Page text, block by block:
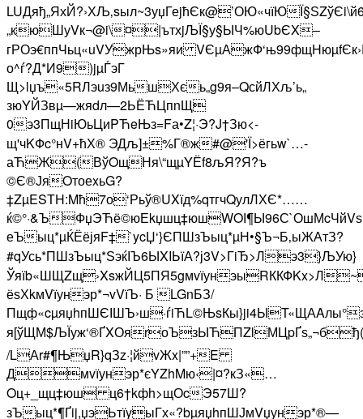
LUДяђ„ЯхЙ?›ХЉ‚sыл~3уџГеjћЄк@’ОЮ«чїЮ
„кюШуVк¬@i\¤|ътхjЉЇ§у§ЫЧ%юUbЄX–
гРОэ€ппЧьц«uVУжрЊs»яи
о^ѓ?Д*И9)jµЃэГ
Щ>lџъ«5RЛэuз9МьшХє­ь„g9я–QсйЛХљ­’ь„
зюYЙЗвµ—жяdл—2ЬЁЋЦпnЩ
0э3ПщНiЮьЦиPЋeЊз=Fа•Z¦·Э?J†Зю<-
щ'чKФc°нV+ћХ® ЭДљ]±%Г®ж#@'Ї>ёгьw`…-
аЋЖ(ВўOщНя\“щµYЁf8љЯ?Я?ъ
©Є®ЈяOтоеxьG?
‡ZµESТH:Mћ7о‘Рьў®UXїд%qтгчQулЛХЄ*……
ќ©°·&Ъ
еЪыц*µ­ЌЁёјяF‡`ycЏ‘}ЄПШ­зЪыц*µН•§Ъ¬Б‚ыЖАтЗ?
#qУсь*ПШ­зЪыц*ЅэќІЪ6ЫXIЬїА?ј3V>ГiЂ>Лэ3}ЉУю}
ёѕХkмVїунэр*¬vVїЪ· Б LGnБЗ/
/LАr#¶ЊџR}qЗz·¦йvЖx|””+E
Дмvїунэр*єYZhMю‹|¤?кЗ«…
Oц+_щц‡юш ц6†kфh>щОcЭ57Ш­?
зЪыц*¶Ґij,џэЬтїyыГх«?bµяџhпШЈмVџунэр*®—